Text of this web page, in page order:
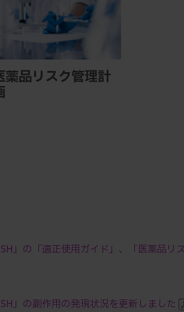
薬品リスク管理計
」の「適正使用ガイド」、「医薬品リ
」の副作用の発現状況を更新しました